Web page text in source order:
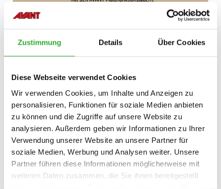
Zustimmung Details Über Cookies
Diese Webseite verwendet Cookies
Wir verwenden Cookies, um Inhalte und Anzeigen zu
personalisieren, Funktionen für soziale Medien anbieten
zu können und die Zugriffe auf unsere Website zu
analysieren. Außerdem geben wir Informationen zu Ihrer
Verwendung unserer Website an unsere Partner für
soziale Medien, Werbung und Analysen weiter. Unsere
Partner führen diese Informationen möglicherweise mit
weiteren Daten zusammen, die Sie ihnen bereitgestellt
14.30 Uhr – Einschreiben und Informationen für
die Teilnehmer
15.00 Uhr – Freies Training
15.30 Uhr bis 16.30 Uhr – Parcours-Training
16.30 Uhr bis 17.00 Uhr – Besprechung
18.00 Uhr – Start Abendprogramm und Wettkampf
ca. 21.00 Uhr – Ende Wettkampf und Siegerehrung